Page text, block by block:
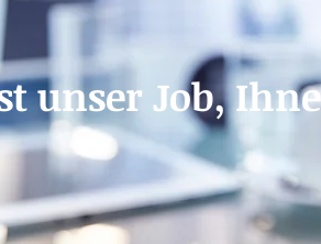
unser Job,